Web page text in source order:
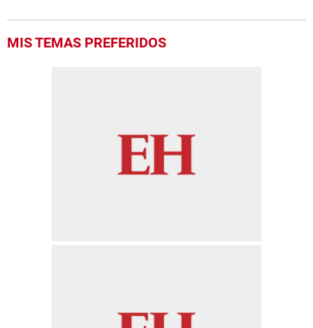
MIS TEMAS PREFERIDOS